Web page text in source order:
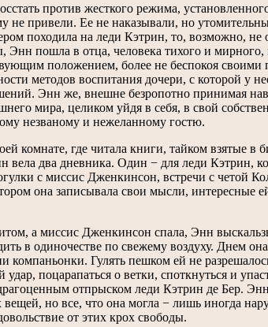
против жесткого режима,
не привели. Ее не наказывали, но
походила на леди Кэтрин, то, возможно, не
Энн пошла в отца, человека тихого и
положением, более не беспокоя своими
методов воспитания дочери, с которой у
Энн же, внешне безропотно принимая
мира, целиком уйдя в себя, в свой
незваному и нежеланному гостю.
комнате, где читала книги, тайком взятые в
два дневника. Один − для леди Кэтрин,
с миссис Дженкинсон, встречи с четой
она записывала свои мысли, интересные
а миссис Дженкинсон спала, Энн
в одиночестве по свежему воздуху. Днем она
компаньонки. Гулять пешком ей не
поцарапаться о ветки, споткнуться и
отпрыском леди Кэтрин де Бер.
но все, что она могла − лишь иногда
от этих крох свободы.